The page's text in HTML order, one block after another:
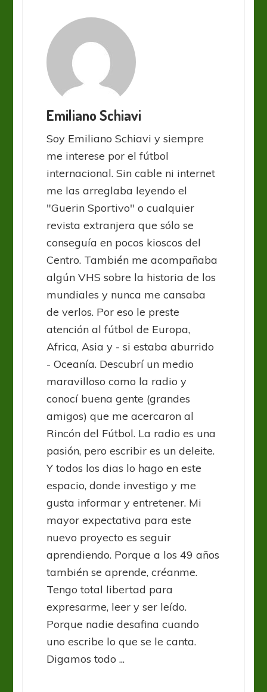
Emiliano Schiavi
Soy Emiliano Schiavi y siempre
me interese por el fútbol
internacional. Sin cable ni internet
me las arreglaba leyendo el
"Guerin Sportivo" o cualquier
revista extranjera que sólo se
conseguía en pocos kioscos del
Centro. También me acompañaba
algún VHS sobre la historia de los
mundiales y nunca me cansaba
de verlos. Por eso le preste
atención al fútbol de Europa,
Africa, Asia y - si estaba aburrido
- Oceanía. Descubrí un medio
maravilloso como la radio y
conocí buena gente (grandes
amigos) que me acercaron al
Rincón del Fútbol. La radio es una
pasión, pero escribir es un deleite.
Y todos los dias lo hago en este
espacio, donde investigo y me
gusta informar y entretener. Mi
mayor expectativa para este
nuevo proyecto es seguir
aprendiendo. Porque a los 49 años
también se aprende, créanme.
Tengo total libertad para
expresarme, leer y ser leído.
Porque nadie desafina cuando
uno escribe lo que se le canta.
Digamos todo ...